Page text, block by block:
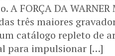
FORÇA DA WARNER
três maiores
catálogo repleto de
para impulsionar […]